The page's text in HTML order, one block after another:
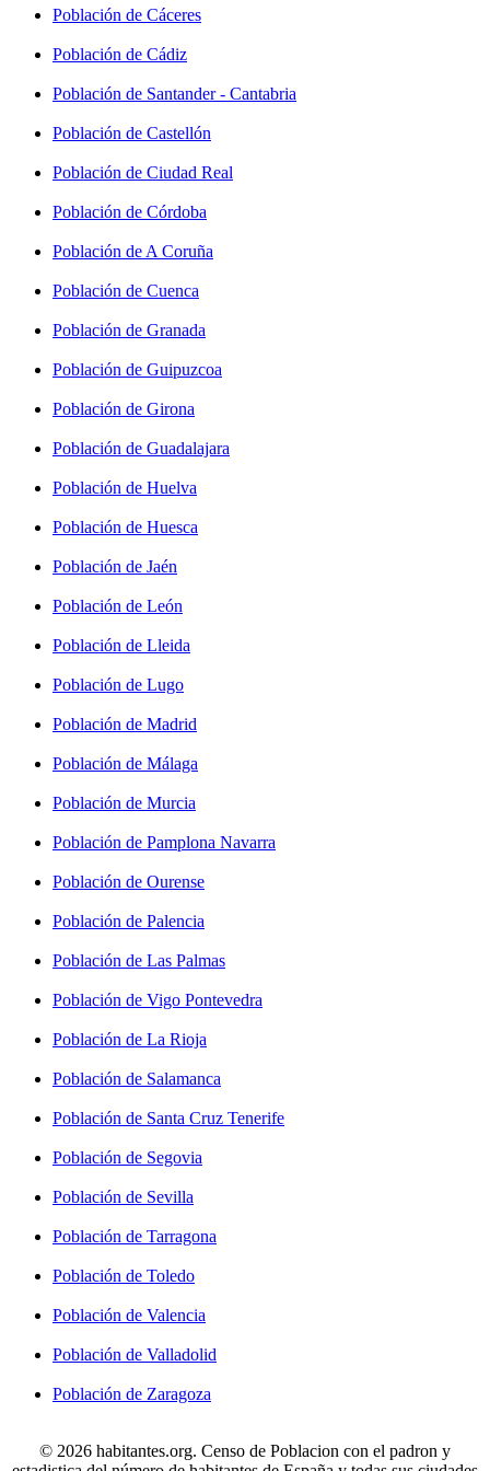
Población de Cáceres
Población de Cádiz
Población de Santander - Cantabria
Población de Castellón
Población de Ciudad Real
Población de Córdoba
Población de A Coruña
Población de Cuenca
Población de Granada
Población de Guipuzcoa
Población de Girona
Población de Guadalajara
Población de Huelva
Población de Huesca
Población de Jaén
Población de León
Población de Lleida
Población de Lugo
Población de Madrid
Población de Málaga
Población de Murcia
Población de Pamplona Navarra
Población de Ourense
Población de Palencia
Población de Las Palmas
Población de Vigo Pontevedra
Población de La Rioja
Población de Salamanca
Población de Santa Cruz Tenerife
Población de Segovia
Población de Sevilla
Población de Tarragona
Población de Toledo
Población de Valencia
Población de Valladolid
Población de Zaragoza
© 2026 habitantes.org. Censo de Poblacion con el padron y